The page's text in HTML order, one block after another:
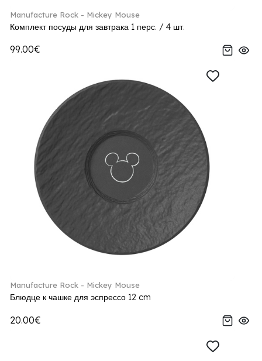
Manufacture Rock - Mickey Mouse
Комплект посуды для завтрака 1 перс. / 4 шт.
99.00€
Manufacture Rock - Mickey Mouse
Блюдце к чашке для эспрессо 12 cm
20.00€